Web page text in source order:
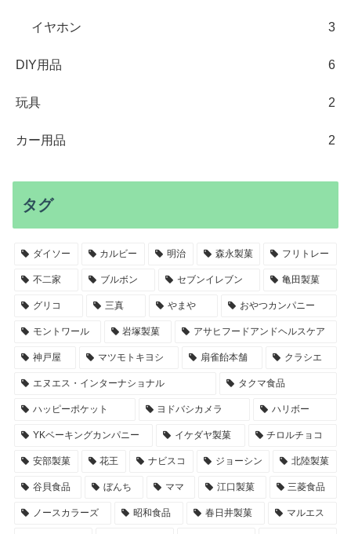
イヤホン 3
DIY用品 6
玩具 2
カー用品 2
タグ
ダイソー カルビー 明治 森永製菓 フリトレー
不二家 ブルボン セブンイレブン 亀田製菓
グリコ 三真 やまや おやつカンパニー
モントワール 岩塚製菓 アサヒフードアンドヘルスケア
神戸屋 マツモトキヨシ 扇雀飴本舗 クラシエ
エヌエス・インターナショナル タクマ食品
ハッピーポケット ヨドバシカメラ ハリボー
YKベーキングカンパニー イケダヤ製菓 チロルチョコ
安部製菓 花王 ナビスコ ジョーシン 北陸製菓
谷貝食品 ぼんち ママ 江口製菓 三菱食品
ノースカラーズ 昭和食品 春日井製菓 マルエス